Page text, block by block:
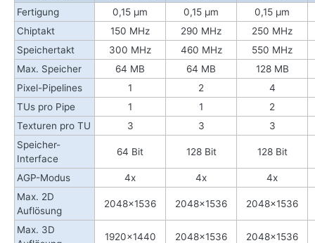
Fertigung
0,15 µm 0,15 µm
0,15 µm
Chiptakt
150 MHz 290 MHz
250 MHz
Speichertakt
300 MHz 460 MHz
550 MHz
Max. Speicher
64 MB 64 MB
128 MB
Pixel-Pipelines
1 2
4
TUs pro Pipe
1 1
2
Texturen pro TU
3 3
3
Speicher-
Interface
64 Bit 128Bit 128 Bit
AGP-Modus 4x 4x
4x
Max. 2D
Auflösung
2048x1536 2048x1536 2048x1536
Max. 3D
1920x1440 2048x1536 2048x1536